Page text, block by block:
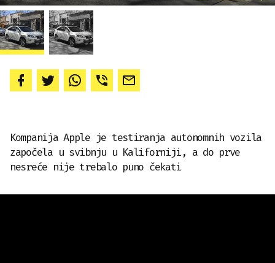
Kompanija Apple je testiranja autonomnih vozila
započela u svibnju u Kaliforniji, a do prve
nesreće nije trebalo puno čekati